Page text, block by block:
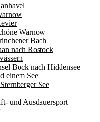
Warnow
Bach
nach Rostock
Bock nach Hiddensee
einem See
See
und Ausdauersport